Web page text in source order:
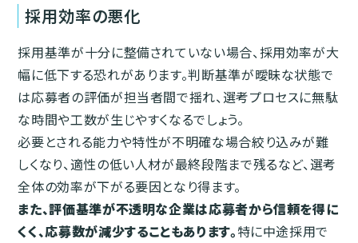
採用効率の悪化
採用基準が十分に整備されていない場合、採用効率が大
幅に低下する恐れがあります。判断基準が曖昧な状態で
は応募者の評価が担当者間で揺れ、選考プロセスに無駄
な時間や工数が生じやすくなるでしょう。
必要とされる能力や特性が不明確な場合絞り込みが難
しくなり、適性の低い人材が最終段階まで残るなど、選考
全体の効率が下がる要因となり得ます。
また、評価基準が不透明な企業は応募者から信頼を得に
くく、応募数が減少することもあります。特に中途採用で